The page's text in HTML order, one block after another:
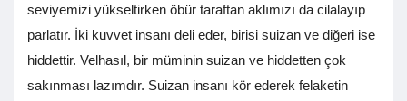
seviyemizi yükseltirken öbür taraftan aklımızı da cilalayıp
parlatır. İki kuvvet insanı deli eder, birisi suizan ve diğeri ise
hiddettir. Velhasıl, bir müminin suizan ve hiddetten çok
sakınması lazımdır. Suizan insanı kör ederek felaketin